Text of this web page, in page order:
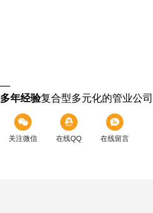
多年经验复合型多元化的管业公司
关注微信 在线QQ 在线留言